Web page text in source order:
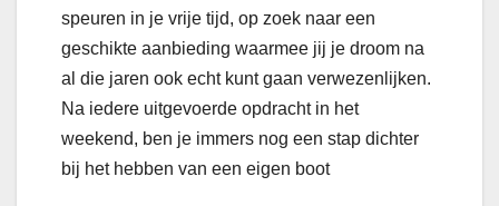
speuren in je vrije tijd, op zoek naar een
geschikte aanbieding waarmee jij je droom na
al die jaren ook echt kunt gaan verwezenlijken.
Na iedere uitgevoerde opdracht in het
weekend, ben je immers nog een stap dichter
bij het hebben van een eigen boot